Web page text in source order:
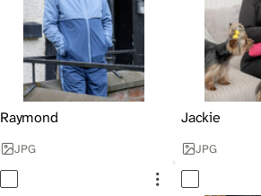
Raymond
JPG
Jackie
JPG